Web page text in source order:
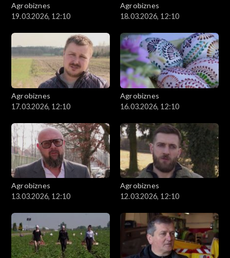
Agrobiznes
19.03.2026, 12:10
Agrobiznes
18.03.2026, 12:10
Agrobiznes
17.03.2026, 12:10
Agrobiznes
16.03.2026, 12:10
Agrobiznes
13.03.2026, 12:10
Agrobiznes
12.03.2026, 12:10